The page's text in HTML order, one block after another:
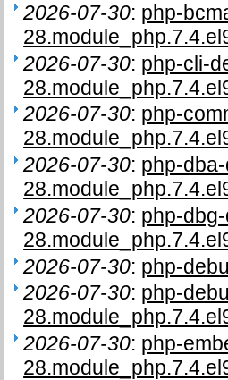
2026-07-30: php-
2026-07-30: php-cli-
2026-07-30: php-
2026-07-30: php-
2026-07-30: php-
2026-07-30: php-
2026-07-30: php-
2026-07-30: php-